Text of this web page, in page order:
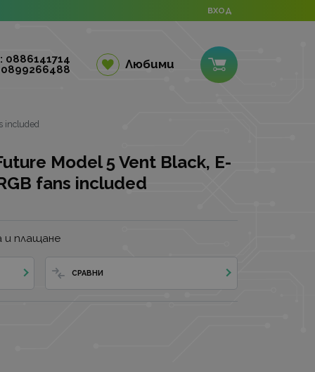
ВХОД
0886141714
Любими
included
Model 5 Vent Black, E-
fans included
и плащане
СРАВНИ